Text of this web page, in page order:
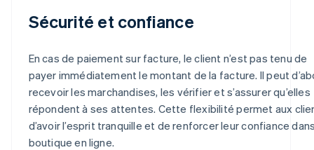
Sécurité et confiance
En cas de paiement sur facture, le client n’est pas tenu de
payer immédiatement le montant de la facture. Il peut
recevoir les marchandises, les vérifier et s’assurer qu’elles
répondent à ses attentes. Cette flexibilité permet aux
d’avoir l’esprit tranquille et de renforcer leur confiance
boutique en ligne.